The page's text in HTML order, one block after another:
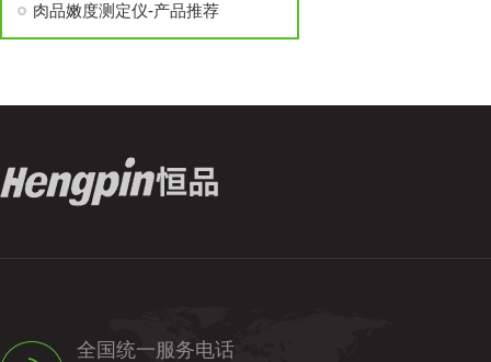
肉品嫩度测定仪-产品推荐
全国统一服务电话